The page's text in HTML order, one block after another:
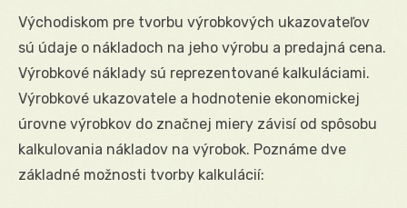
Východiskom pre tvorbu výrobkových ukazovateľov
sú údaje o nákladoch na jeho výrobu a predajná cena.
Výrobkové náklady sú reprezentované kalkuláciami.
Výrobkové ukazovatele a hodnotenie ekonomickej
úrovne výrobkov do značnej miery závisí od spôsobu
kalkulovania nákladov na výrobok. Poznáme dve
základné možnosti tvorby kalkulácií: